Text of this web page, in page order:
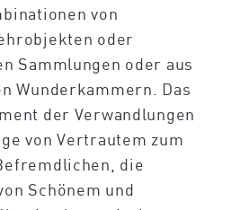
von
oder
Sammlungen oder aus
Wunderkammern. Das
der Verwandlungen
von Vertrautem zum
die
Schönem und